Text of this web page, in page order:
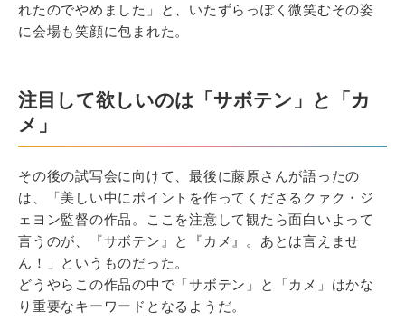
れたのでやめました」と、いたずらっぽく微笑むその姿
に会場も笑顔に包まれた。
注目して欲しいのは「サボテン」と「カ
メ」
その後の試写会に向けて、最後に藤原さんが語ったの
は、「美しい中にポイントを作ってくださるクァク・ジ
ェヨン監督の作品。ここを注意して観たら面白いよって
言うのが、『サボテン』と『カメ』。あとは言えませ
ん！」というものだった。
どうやらこの作品の中で「サボテン」と「カメ」はかな
り重要なキーワードとなるようだ。